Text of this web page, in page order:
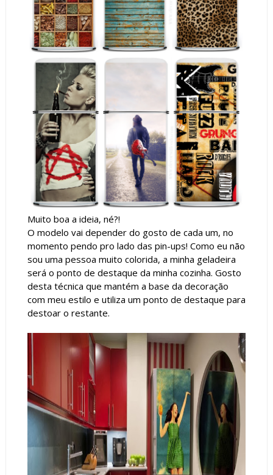
Muito boa a ideia, né?!
O modelo vai depender do gosto de cada um, no
momento pendo pro lado das pin-ups! Como eu não
sou uma pessoa muito colorida, a minha geladeira
será o ponto de destaque da minha cozinha. Gosto
desta técnica que mantém a base da decoração
com meu estilo e utiliza um ponto de destaque para
destoar o restante.